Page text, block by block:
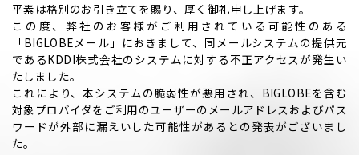
平素は格別のお引き立てを賜り、厚く御礼申し上げます。
この度、弊社のお客様がご利用されている可能性のある
「BIGLOBEメール」におきまして、同メールシステムの提供元
であるKDDI株式会社のシステムに対する不正アクセスが発生い
たしました。
これにより、本システムの脆弱性が悪用され、BIGLOBEを含む
対象プロバイダをご利用のユーザーのメールアドレスおよびパス
ワードが外部に漏えいした可能性があるとの発表がございまし
た。